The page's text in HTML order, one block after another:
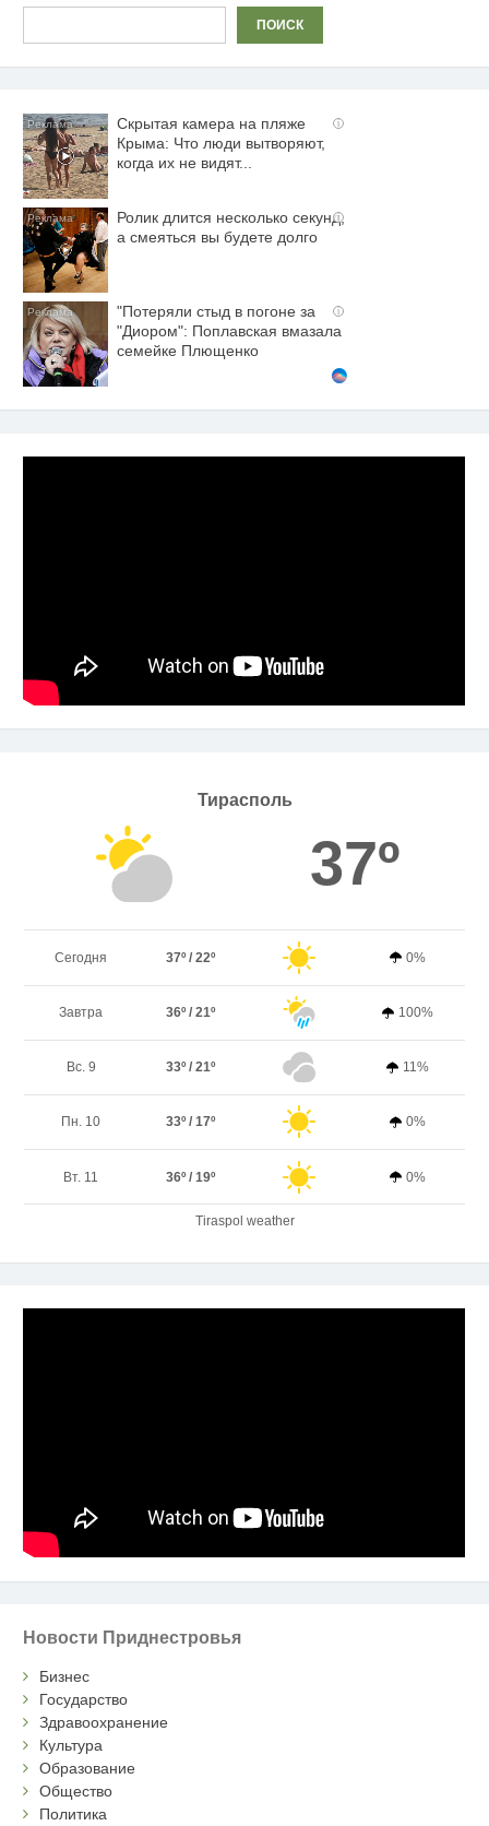
ПОИСК
i
Скрытая камера на пляже
Крыма: Что люди вытворяют,
когда их не видят...
i
Ролик длится несколько секунд,
а смеяться вы будете долго
i
"Потеряли стыд в погоне за
"Диором": Поплавская вмазала
семейке Плющенко
Тирасполь
37º
Сегодня 37º / 22º 0%
Завтра 36º / 21º 100%
Вс. 9 33º / 21º 11%
Пн. 10 33º / 17º 0%
Вт. 11 36º / 19º 0%
Tiraspol weather
Новости Приднестровья
Бизнес
Государство
Здравоохранение
Культура
Образование
Общество
Политика